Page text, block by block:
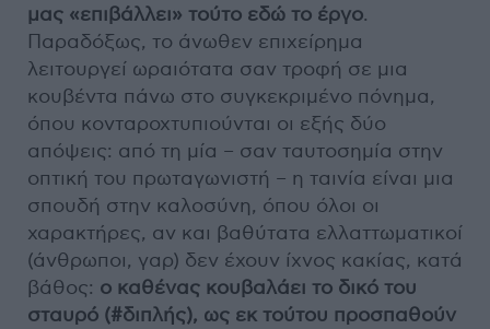
μας «επιβάλλει» τούτο εδώ το έργο.
Παραδόξως, το άνωθεν επιχείρημα
λειτουργεί ωραιότατα σαν τροφή σε μια
κουβέντα πάνω στο συγκεκριμένο πόνημα,
όπου κονταροχτυπιούνται οι εξής δύο
απόψεις: από τη μία – σαν ταυτοσημία στην
οπτική του πρωταγωνιστή – η ταινία είναι μια
σπουδή στην καλοσύνη, όπου όλοι οι
χαρακτήρες, αν και βαθύτατα ελλαττωματικοί
(άνθρωποι, γαρ) δεν έχουν ίχνος κακίας, κατά
βάθος: ο καθένας κουβαλάει το δικό του
σταυρό (#διπλής), ως εκ τούτου προσπαθούν